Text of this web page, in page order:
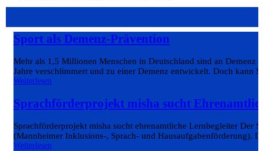
Sport als Demenz-Prävention
Mehr als 1,5 Millionen Menschen in Deutschland sind an
Jahre verschlimmert und zu einer Demenz entwickelt. Doch kann
Weiterlesen
Sprachförderprojekt misha sucht
Sprachförderprojekt misha sucht ehrenamtliche Lernbegleiter Der
(Mannheimer Inklusions-, Sprach- und Hausaufgabenförderung).
Weiterlesen